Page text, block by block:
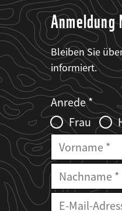
Bleiben Sie
informiert.
Web2Case
Infofelder
Fieldset
anrede_name
Anrede
Frau
Vorname
Nachname
E-
Mailadresse